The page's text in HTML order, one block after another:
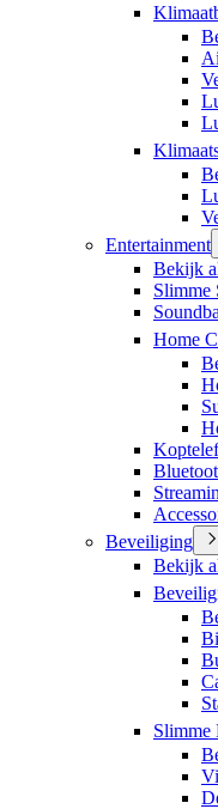
Entertainment
Bekijk
Slimme
Home
Beveiliging
Bekijk
Slimme